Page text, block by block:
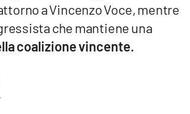
a Vincenzo Voce, mentre
che mantiene una
coalizione vincente.